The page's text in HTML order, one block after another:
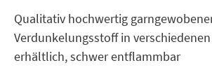
Qualitativ hochwertig
Verdunkelungsstoff in verschiedenen
erhältlich, schwer entflammbar